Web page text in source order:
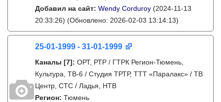
Добавил на сайт: Wendy Corduroy (2024-11-13
20:33:26) (Обновлено: 2026-02-03 13:14:13)
25-01-1999 - 31-01-1999
Каналы [7]: ОРТ, РТР / ГТРК Регион-Тюмень,
Культура, ТВ-6 / Студия ТРТР, ТТТ «Паралакс» / ТВ
Центр, СТС / Ладья, НТВ
Регион: Тюмень